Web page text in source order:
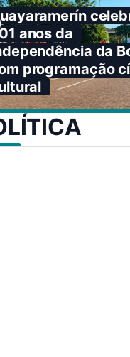
anos da
da
programação